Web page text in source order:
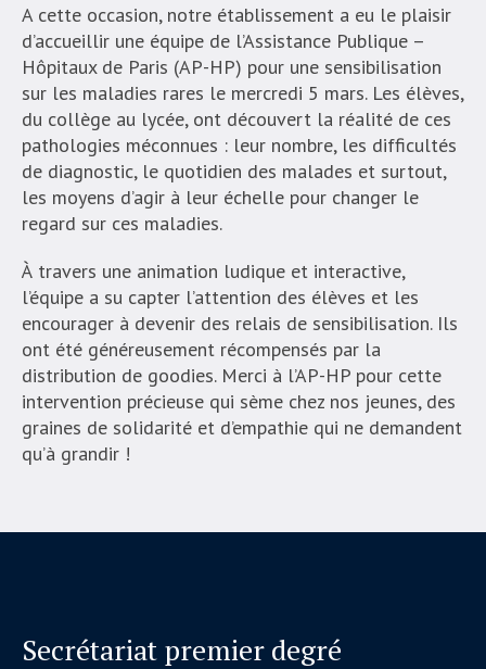
A cette occasion, notre établissement a eu le plaisir
d’accueillir une équipe de l’Assistance Publique –
Hôpitaux de Paris (AP-HP) pour une sensibilisation
sur les maladies rares le mercredi 5 mars. Les élèves,
du collège au lycée, ont découvert la réalité de ces
pathologies méconnues : leur nombre, les difficultés
de diagnostic, le quotidien des malades et surtout,
les moyens d’agir à leur échelle pour changer le
regard sur ces maladies.
À travers une animation ludique et interactive,
l’équipe a su capter l’attention des élèves et les
encourager à devenir des relais de sensibilisation. Ils
ont été généreusement récompensés par la
distribution de goodies. Merci à l’AP-HP pour cette
intervention précieuse qui sème chez nos jeunes, des
graines de solidarité et d’empathie qui ne demandent
qu’à grandir !
Secrétariat premier degré